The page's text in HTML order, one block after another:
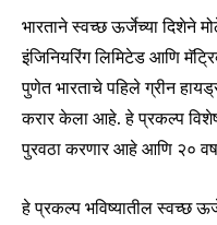
भारताने स्वच्छ ऊर्जेच्या
इंजिनियरिंग लिमिटेड आणि
पुणेत भारताचे पहिले ग्रीन
करार केला आहे. हे प्रकल्प विशेष
पुरवठा करणार आहे आणि २०
हे प्रकल्प भविष्यातील स्वच्छ